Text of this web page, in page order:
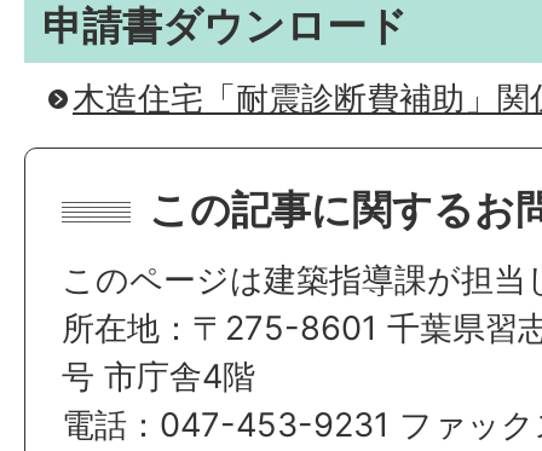
申請書ダウンロード
木造住宅「耐震診断費補助」関
この記事に関するお
このページは建築指導課が担当
所在地：〒275-8601 千葉県習
号 市庁舎4階
電話：047-453-9231 ファッ